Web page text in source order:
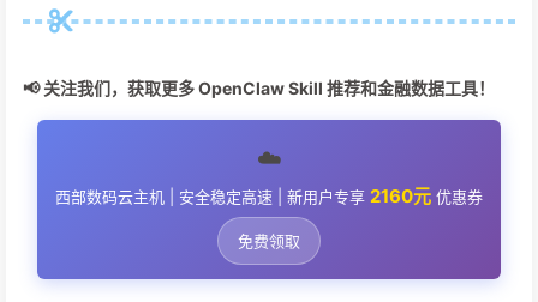
📢 关注我们，获取更多 OpenClaw Skill 推荐和金融数据工具！
☁️
西部数码云主机 | 安全稳定高速 | 新用户专享 2160元 优惠券
免费领取